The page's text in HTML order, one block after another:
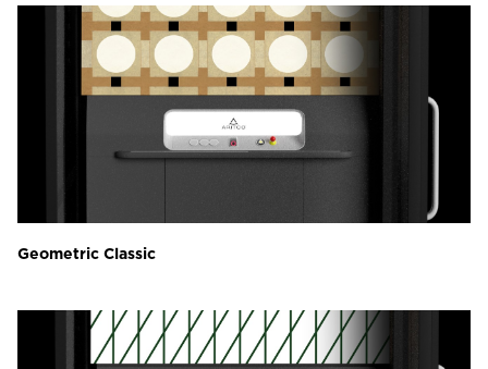
Geometric Classic